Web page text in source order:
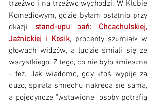
trzeźwo i na trzeźwo wychodzi. W Klubie
Komediowym, gdzie byłam ostatnio przy
okazji stand-upu pań: Chcachulskiej,
Jaźnickiej i Kosik, procenty szumiały w
głowach widzów, a ludzie śmiali się ze
wszystkiego. Z tego, co nie było śmieszne
- też. Jak wiadomo, gdy ktoś wypije za
dużo, spirala śmiechu nakręca się sama,
a pojedyncze "wstawione" osoby potrafią